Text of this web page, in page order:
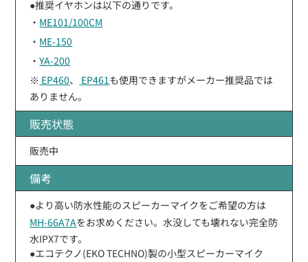
●推奨イヤホンは以下の通りです。
・ ME101/100CM
・ ME-150
・YA-200
※ EP460、 EP461 も使用できますがメーカー推奨品では
ありません。
販売状態
販売中
備考
●より高い防水性能のスピーカーマイクをご希望の方は
MH-66A7Aをお求めください。水没しても壊れない完全防
水IPX7です。
●エコテクノ(EKO TECHNO)製の小型スピーカーマイク